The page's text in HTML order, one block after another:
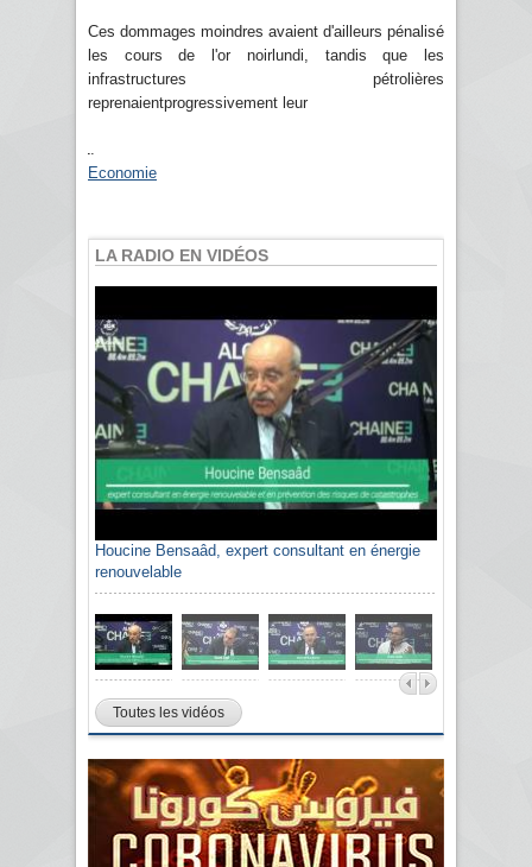
Ces dommages moindres avaient d'ailleurs pénalisé
les cours de l'or noirlundi, tandis que les
infrastructures pétrolières
reprenaientprogressivement leur
Economie
LA RADIO EN VIDÉOS
Houcine Bensaâd, expert consultant en énergie
renouvelable
Toutes les vidéos